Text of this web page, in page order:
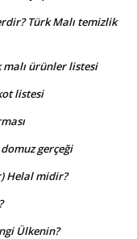
Türk Malı temizlik
ürünler listesi
listesi
gerçeği
Helal midir?
Ülkenin?